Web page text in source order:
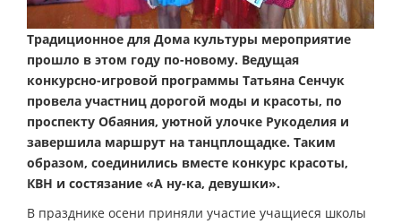
Традиционное для Дома культуры мероприятие
прошло в этом году по-новому. Ведущая
конкурсно-игровой программы Татьяна Сенчук
провела участниц дорогой моды и красоты, по
проспекту Обаяния, уютной улочке Рукоделия и
завершила маршрут на танцплощадке. Таким
образом, соединились вместе конкурс красоты,
КВН и состязание «А ну-ка, девушки».
В празднике осени приняли участие учащиеся школы